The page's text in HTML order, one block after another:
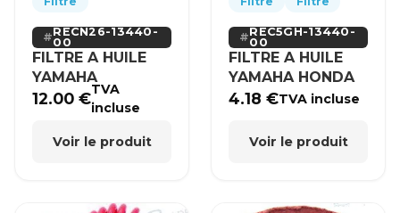
RECN26-13440-
00
FILTRE A HUILE
YAMAHA
12.00€TVA
incluse
Voir le produit
REC5GH-13440-
00
FILTRE A HUILE
YAMAHA HONDA
4.18€TVA incluse
Voir le produit